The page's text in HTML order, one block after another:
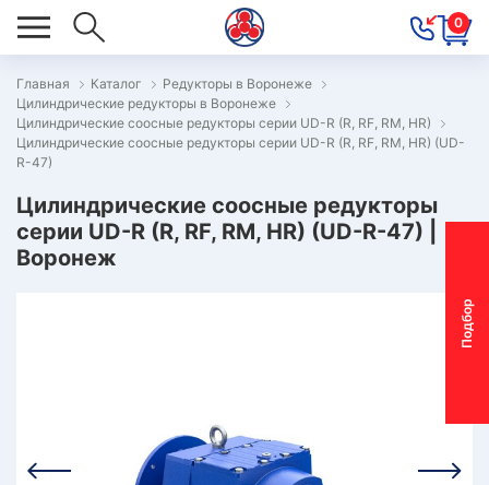
0
П
о
д
б
о
р
м
о
т
о
р
-
р
е
д
у
к
т
о
р
Главная Каталог
Редукторы в Воронеже
Цилиндрические редукторы в Воронеже
Цилиндрические соосные редукторы серии UD-R (R, RF, RM, HR)
Цилиндрические соосные редукторы серии UD-R (R, RF, RM, HR) (UD-
R-47)
Цилиндрические соосные редукторы
серии UD-R (R, RF, RM, HR) (UD-R-47) |
Воронеж